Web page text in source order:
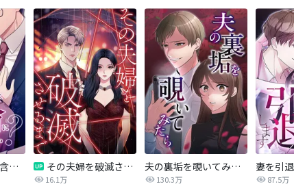
愛妻弁当は不倫に含まれますか？ その夫婦を破滅させるまで
16.1万
夫の裏垢を覗いてみたら
130.3万
妻を引
87.5万